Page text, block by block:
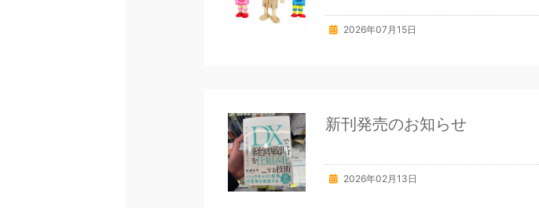
2026年07月15日
新刊発売のお知らせ
2026年02月13日